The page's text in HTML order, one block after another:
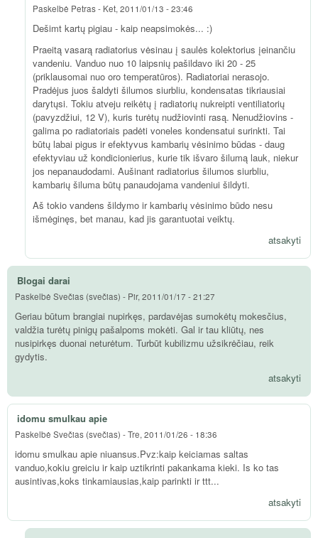
Paskelbė Petras- Ket, 2011/01/13 - 23:46
Dešimt kartų pigiau - kaip neapsimokės... :)
Praeitą vasarą radiatorius vėsinau į saulės kolektorius įeinančiu
vandeniu. Vanduo nuo 10 laipsnių pašildavo iki 20 - 25
(priklausomai nuo oro temperatūros). Radiatoriai nerasojo.
Pradėjus juos šaldyti šilumos siurbliu, kondensatas tikriausiai
darytųsi. Tokiu atveju reikėtų į radiatorių nukreipti ventiliatorių
(pavyzdžiui, 12 V), kuris turėtų nudžiovinti rasą. Nenudžiovins -
galima po radiatoriais padėti voneles kondensatui surinkti. Tai
būtų labai pigus ir efektyvus kambarių vėsinimo būdas - daug
efektyviau už kondicionierius, kurie tik išvaro šilumą lauk, niekur
jos nepanaudodami. Aušinant radiatorius šilumos siurbliu,
kambarių šiluma būtų panaudojama vandeniui šildyti.
Aš tokio vandens šildymo ir kambarių vėsinimo būdo nesu
išmėginęs, bet manau, kad jis garantuotai veiktų.
atsakyti
Blogai darai
Paskelbė Svečias (svečias) - Pir, 2011/01/17 - 21:27
Geriau būtum brangiai nupirkęs, pardavėjas sumokėtų mokesčius,
valdžia turėtų pinigų pašalpoms mokėti. Gal ir tau kliūtų, nes
nusipirkęs duonai neturėtum. Turbūt kubilizmu užsikrėčiau, reik
gydytis.
atsakyti
idomu smulkau apie
Paskelbė Svečias (svečias) -Tre, 2011/01/26 - 18:36
idomu smulkau apie niuansus.Pvz:kaip keiciamas saltas
vanduo,kokiu greiciu ir kaip uztikrinti pakankama kieki. Is ko tas
ausintivas,koks tinkamiausias,kaip parinkti ir ttt...
atsakyti